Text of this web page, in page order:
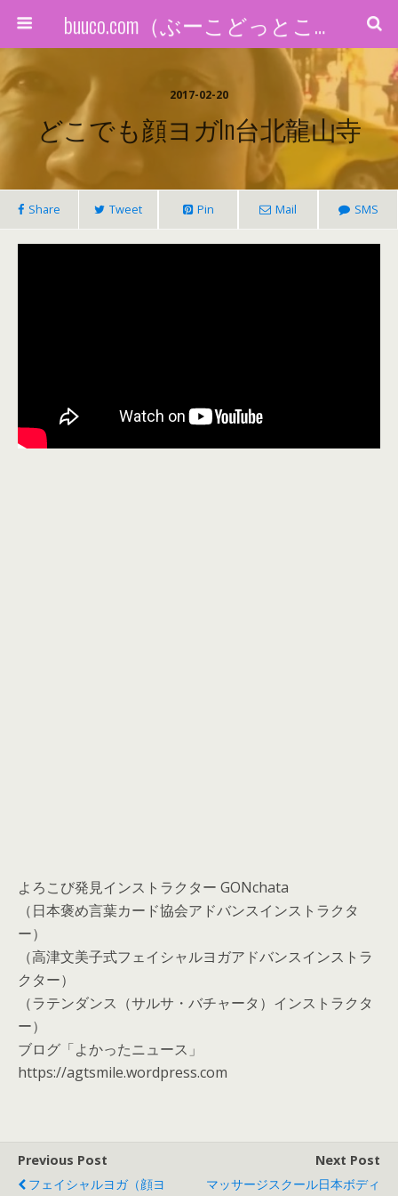
buuco.com（ぶーこどっとこむ）
2017-02-20
どこでも顔ヨガin台北龍山寺
Share Tweet Pin Mail SMS
よろこび発見インストラクター GONchata
（日本褒め言葉カード協会アドバンスインストラクタ
ー）
（高津文美子式フェイシャルヨガアドバンスインストラ
クター）
（ラテンダンス（サルサ・バチャータ）インストラクタ
ー）
ブログ「よかったニュース」
https://agtsmile.wordpress.com
Previous Post
フェイシャルヨガ（顔ヨ
Next Post
マッサージスクール日本ボディ